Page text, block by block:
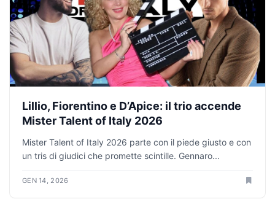
Lillio, Fiorentino e D’Apice: il trio accende
Mister Talent of Italy 2026
Mister Talent of Italy 2026 parte con il piede giusto e con
un tris di giudici che promette scintille. Gennaro...
GEN 14, 2026